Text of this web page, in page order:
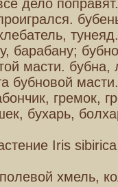
дело
барабану;
масти. бубна,
бубновой
гремок,
бухарь,
Iris
хмель,